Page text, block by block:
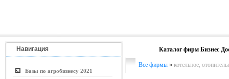
Навигация
Базы по агробизнесу 2021
Каталог фирм Бизнес
Все фирмы » котельное,